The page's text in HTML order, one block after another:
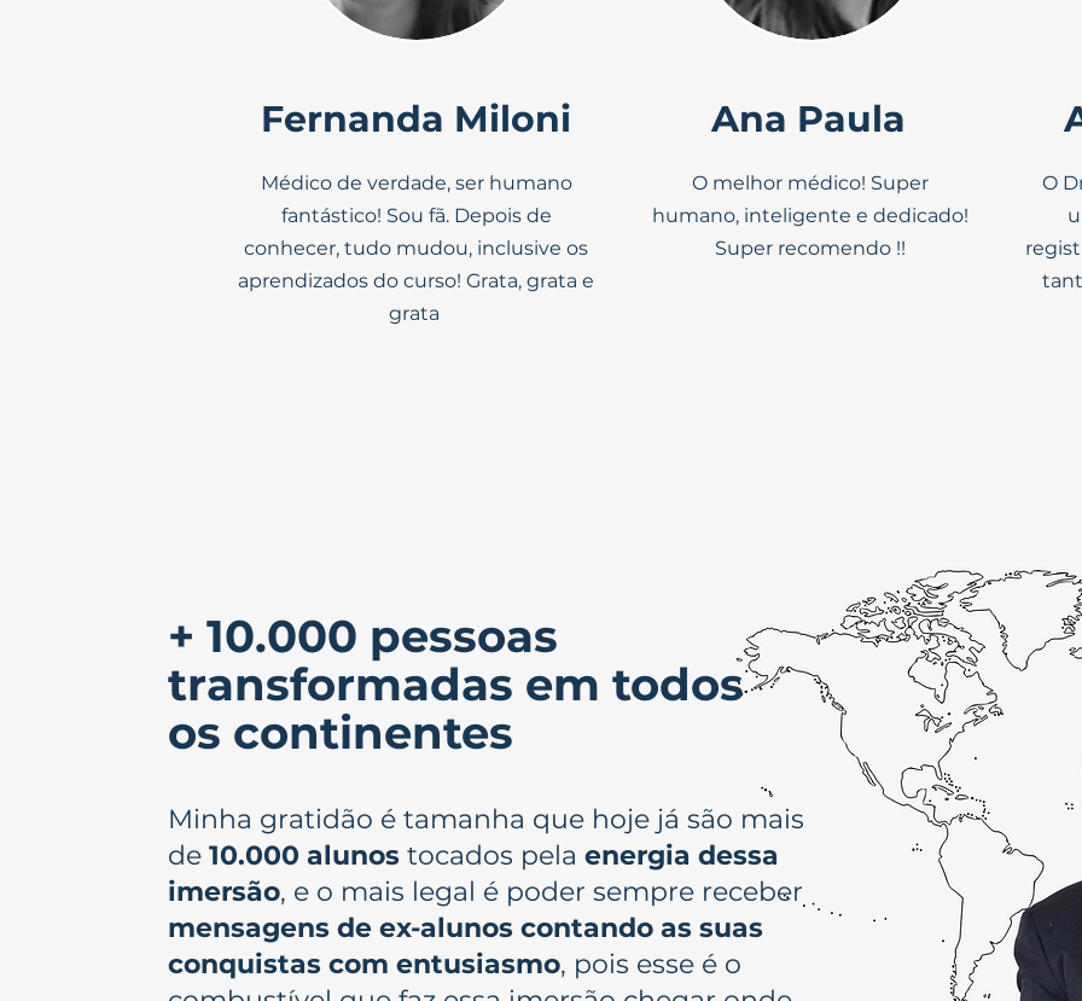
Fernanda Miloni
Médico de verdade, ser humano
fantástico! Sou fã. Depois de
conhecer, tudo mudou, inclusive os
aprendizados do curso! Grata, grata e
grata
Ana Paula
O melhor médico! Super
humano, inteligente e dedicado!
Super recomendo !!
O
+ 10.000 pessoas
transformadas em todos
os continentes
Minha gratidão é tamanha que hoje já são mais
de 10.000 alunos tocados pela energia dessa
imersão, e o mais legal é poder sempre receber
mensagens de ex-alunos contando as suas
conquistas com entusiasmo, pois esse é o